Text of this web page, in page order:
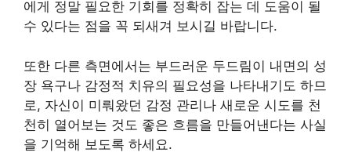
에게 정말 필요한 기회를 정확히 잡는 데 도움이 될
수 있다는 점을 꼭 되새겨 보시길 바랍니다.
또한 다른 측면에서는 부드러운 두드림이 내면의 성
장 욕구나 감정적 치유의 필요성을 나타내기도 하므
로, 자신이 미뤄왔던 감정 관리나 새로운 시도를 천
천히 열어보는 것도 좋은 흐름을 만들어낸다는 사실
을 기억해 보도록 하세요.